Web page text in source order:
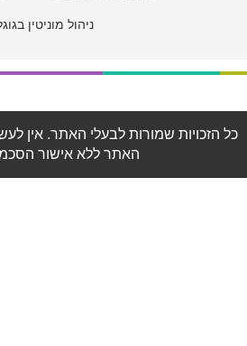
ניהול מוניטין
האתר ללא אישור